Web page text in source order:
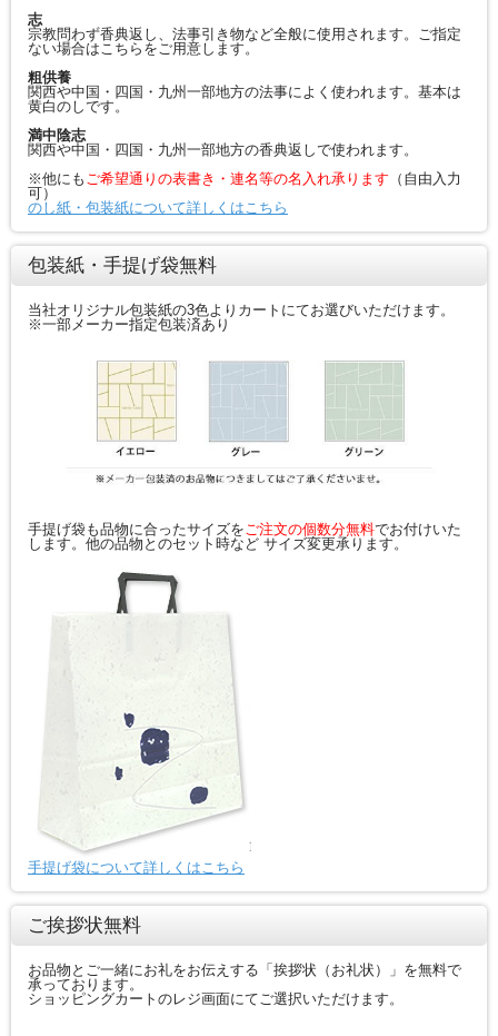
志
宗教問わず香典返し、法事引き物など全般に使用されます。ご指定
ない場合はこちらをご用意します。
粗供養
関西や中国・四国・九州一部地方の法事によく使われます。基本は
黄白のしです。
満中陰志
関西や中国・四国・九州一部地方の香典返しで使われます。
※他にも ご希望通りの表書き・連名等の名入れ承ります （自由入力
可）
のし紙・包装紙について詳しくはこちら
包装紙・手提げ袋無料
当社オリジナル包装紙の3色よりカートにてお選びいただけます。
※一部メーカー指定包装済あり
手提げ袋も品物に合ったサイズを ご注文の個数分無料でお付けいた
します。他の品物とのセット時など サイズ変更承ります。
手提げ袋について詳しくはこちら
ご挨拶状無料
お品物とご一緒にお礼をお伝えする「挨拶状（お礼状）」を無料で
承っております。
ショッピングカートのレジ画面にてご選択いただけます。